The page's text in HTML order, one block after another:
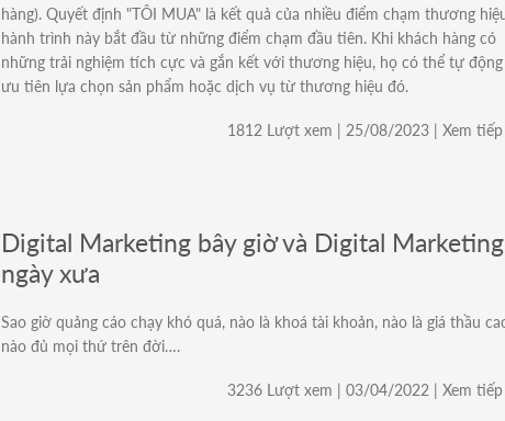
hàng). Quyết định "TÔI MUA" là kết quả của nhiều điểm chạm thương
hành trình này bắt đầu từ những điểm chạm đầu tiên. Khi khách hàng có
những trải nghiệm tích cực và gắn kết với thương hiệu, họ có thể tự động
ưu tiên lựa chọn sản phẩm hoặc dịch vụ từ thương hiệu đó.
1812 Lượt xem | 25/08/2023 | Xem tiếp
Digital Marketing bây giờ và Digital Marketing
ngày xưa
Sao giờ quảng cáo chạy khó quá, nào là khoá tài khoản, nào là giá thầu
nào đủ mọi thứ trên đời….
3236 Lượt xem | 03/04/2022 | Xem tiếp